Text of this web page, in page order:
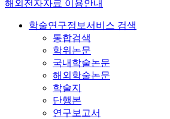
해외전자자료 이용안내
학술연구정보서비스 검색
통합검색
학위논문
국내학술논문
해외학술논문
학술지
단행본
연구보고서